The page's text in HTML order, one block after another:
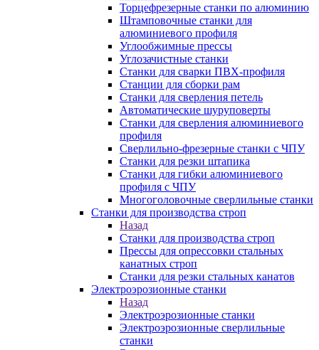
Торцефрезерные станки по алюминию
Штамповочные станки для
алюминиевого профиля
Углообжимные прессы
Углозачистные станки
Станки для сварки ПВХ-профиля
Станции для сборки рам
Станки для сверления петель
Автоматические шуруповерты
Станки для сверления алюминиевого
профиля
Сверлильно-фрезерные станки с ЧПУ
Станки для резки штапика
Станки для гибки алюминиевого
профиля с ЧПУ
Многоголовочные сверлильные станки
Станки для производства строп
Назад
Станки для производства строп
Прессы для опрессовки стальных
канатных строп
Станки для резки стальных канатов
Электроэрозионные станки
Назад
Электроэрозионные станки
Электроэрозионные сверлильные
станки